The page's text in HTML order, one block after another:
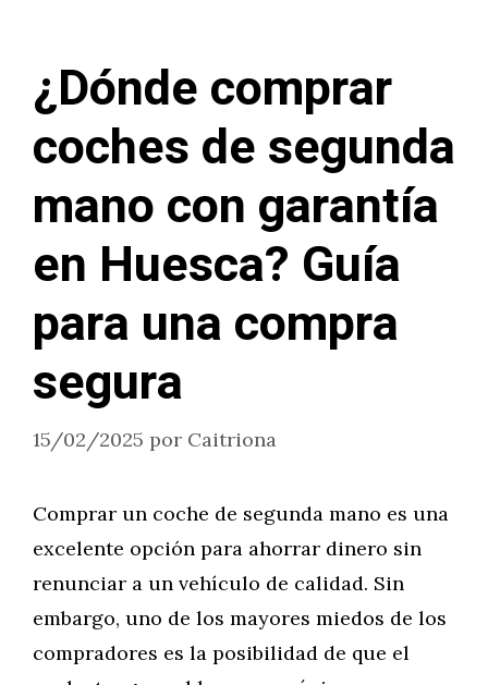
¿Dónde comprar
coches de segunda
mano con garantía
en Huesca? Guía
para una compra
segura
15/02/2025 por Caitriona
Comprar un coche de segunda mano es una
excelente opción para ahorrar dinero sin
renunciar a un vehículo de calidad. Sin
embargo, uno de los mayores miedos de los
compradores es la posibilidad de que el